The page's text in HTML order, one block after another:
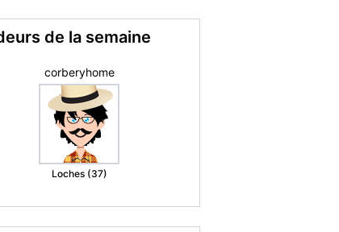
de la semaine
corberyhome
Loches (37)